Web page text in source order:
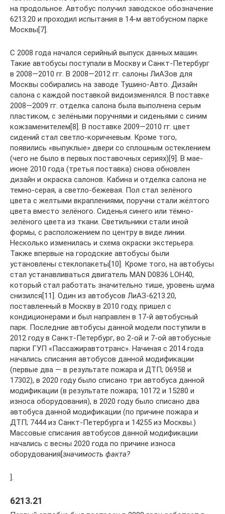
на продольное. Автобус получил заводское обозначение
6213.20 и проходил испытания в 14-м автобусном парке
Москвы[7].
С 2008 года начался серийный выпуск данных машин.
Такие автобусы поступали в Москву и Санкт-Петербург
в 2008—2010 гг. В 2008—2012 гг. салоны ЛиАЗов для
Москвы собирались на заводе Тушино-Авто. Дизайн
салона с каждой поставкой видоизменялся. В поставке
2008—2009 гг. отделка салона была выполнена серым
пластиком, с зелёными поручнями и сиденьями с синим
кожзаменителем[8]. В поставке 2009—2010 гг. цвет
сидений стал светло-коричневым. Кроме того,
появились «выпуклые» двери со сплошным остеклением
(чего не было в первых поставочных сериях)[9]. В мае-
июне 2010 года (третья поставка) снова обновлен
дизайн и окраска салонов. Кабина и отделка салона не
темно-серая, а светло-бежевая. Пол стал зелёного
цвета с желтыми вкраплениями, поручни стали жёлтого
цвета вместо зелёного. Сиденья синего или тёмно-
зелёного цвета из ткани. Светильники стали иной
формы, с расположением по центру в виде линии.
Несколько изменилась и схема окраски экстерьера.
Также впервые на городские автобусы были
установлены стеклопакеты[10]. Кроме того, на автобусы
стал устанавливаться двигатель MAN D0836 LOH40,
который стал работать значительно тише, уровень шума
снизился[11]. Один из автобусов ЛиАЗ-6213.20,
поставленный в Москву в 2010 году, пришел с
кондиционерами и был направлен в 17-й автобусный
парк. Последние автобусы данной модели поступили в
2012 году в Санкт-Петербург, во 2-ой и 7-ой автобусные
парки ГУП «Пассажиравтотранс». Начиная с 2014 года
начались списания автобусов данной модификации
(первые два — в результате пожара и ДТП; 06958 и
17302), в 2020 году было списано три автобуса данной
модификации (в результате пожара; 10172 и 15280 и
износа оборудования), в 2020 году было списано два
автобуса данной модификации (по причине пожара и
ДТП; 7444 из Санкт-Петербурга и 14255 из Москвы.)
Массовые списания автобусов данной модификации
начались с весны 2020 года по причине износа
оборудования[значимость факта?
].
6213.21